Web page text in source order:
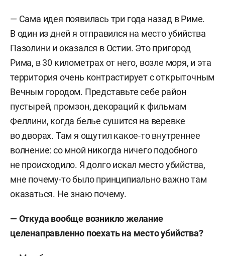
— Сама идея появилась три года назад в Риме.
В один из дней я отправился на место убийства
Пазолини и оказался в Остии. Это пригород
Рима, в 30 километрах от него, возле моря, и эта
территория очень контрастирует с открыточным
Вечным городом. Представьте себе район
пустырей, промзон, декораций к фильмам
Феллини, когда белье сушится на веревке
во дворах. Там я ощутил какое-то внутреннее
волнение: со мной никогда ничего подобного
не происходило. Я долго искал место убийства,
мне почему-то было принципиально важно там
оказаться. Не знаю почему.
— Откуда вообще возникло желание
целенаправленно поехать на место убийства?